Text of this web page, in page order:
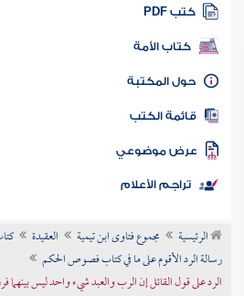
كتب PDF
كتاب الأمة
المكتبة
الكتب
موضوعي
تراجم الأعلام
الرئيسية مجموع فتاوى ابن تيمية العقيدة
رسالة الرد الأقوم على ما في كتاب فصوص الحكم
الرد على قول القائل إن الرب والعبد شيء واحد ليس بينهما